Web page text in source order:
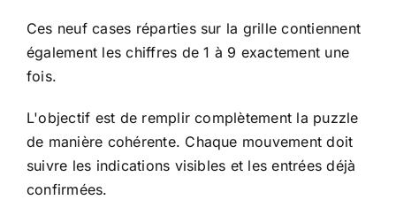
Ces neuf cases réparties sur la grille contiennent
également les chiffres de 1 à 9 exactement une
fois.
L'objectif est de remplir complètement la puzzle
de manière cohérente. Chaque mouvement doit
suivre les indications visibles et les entrées déjà
confirmées.